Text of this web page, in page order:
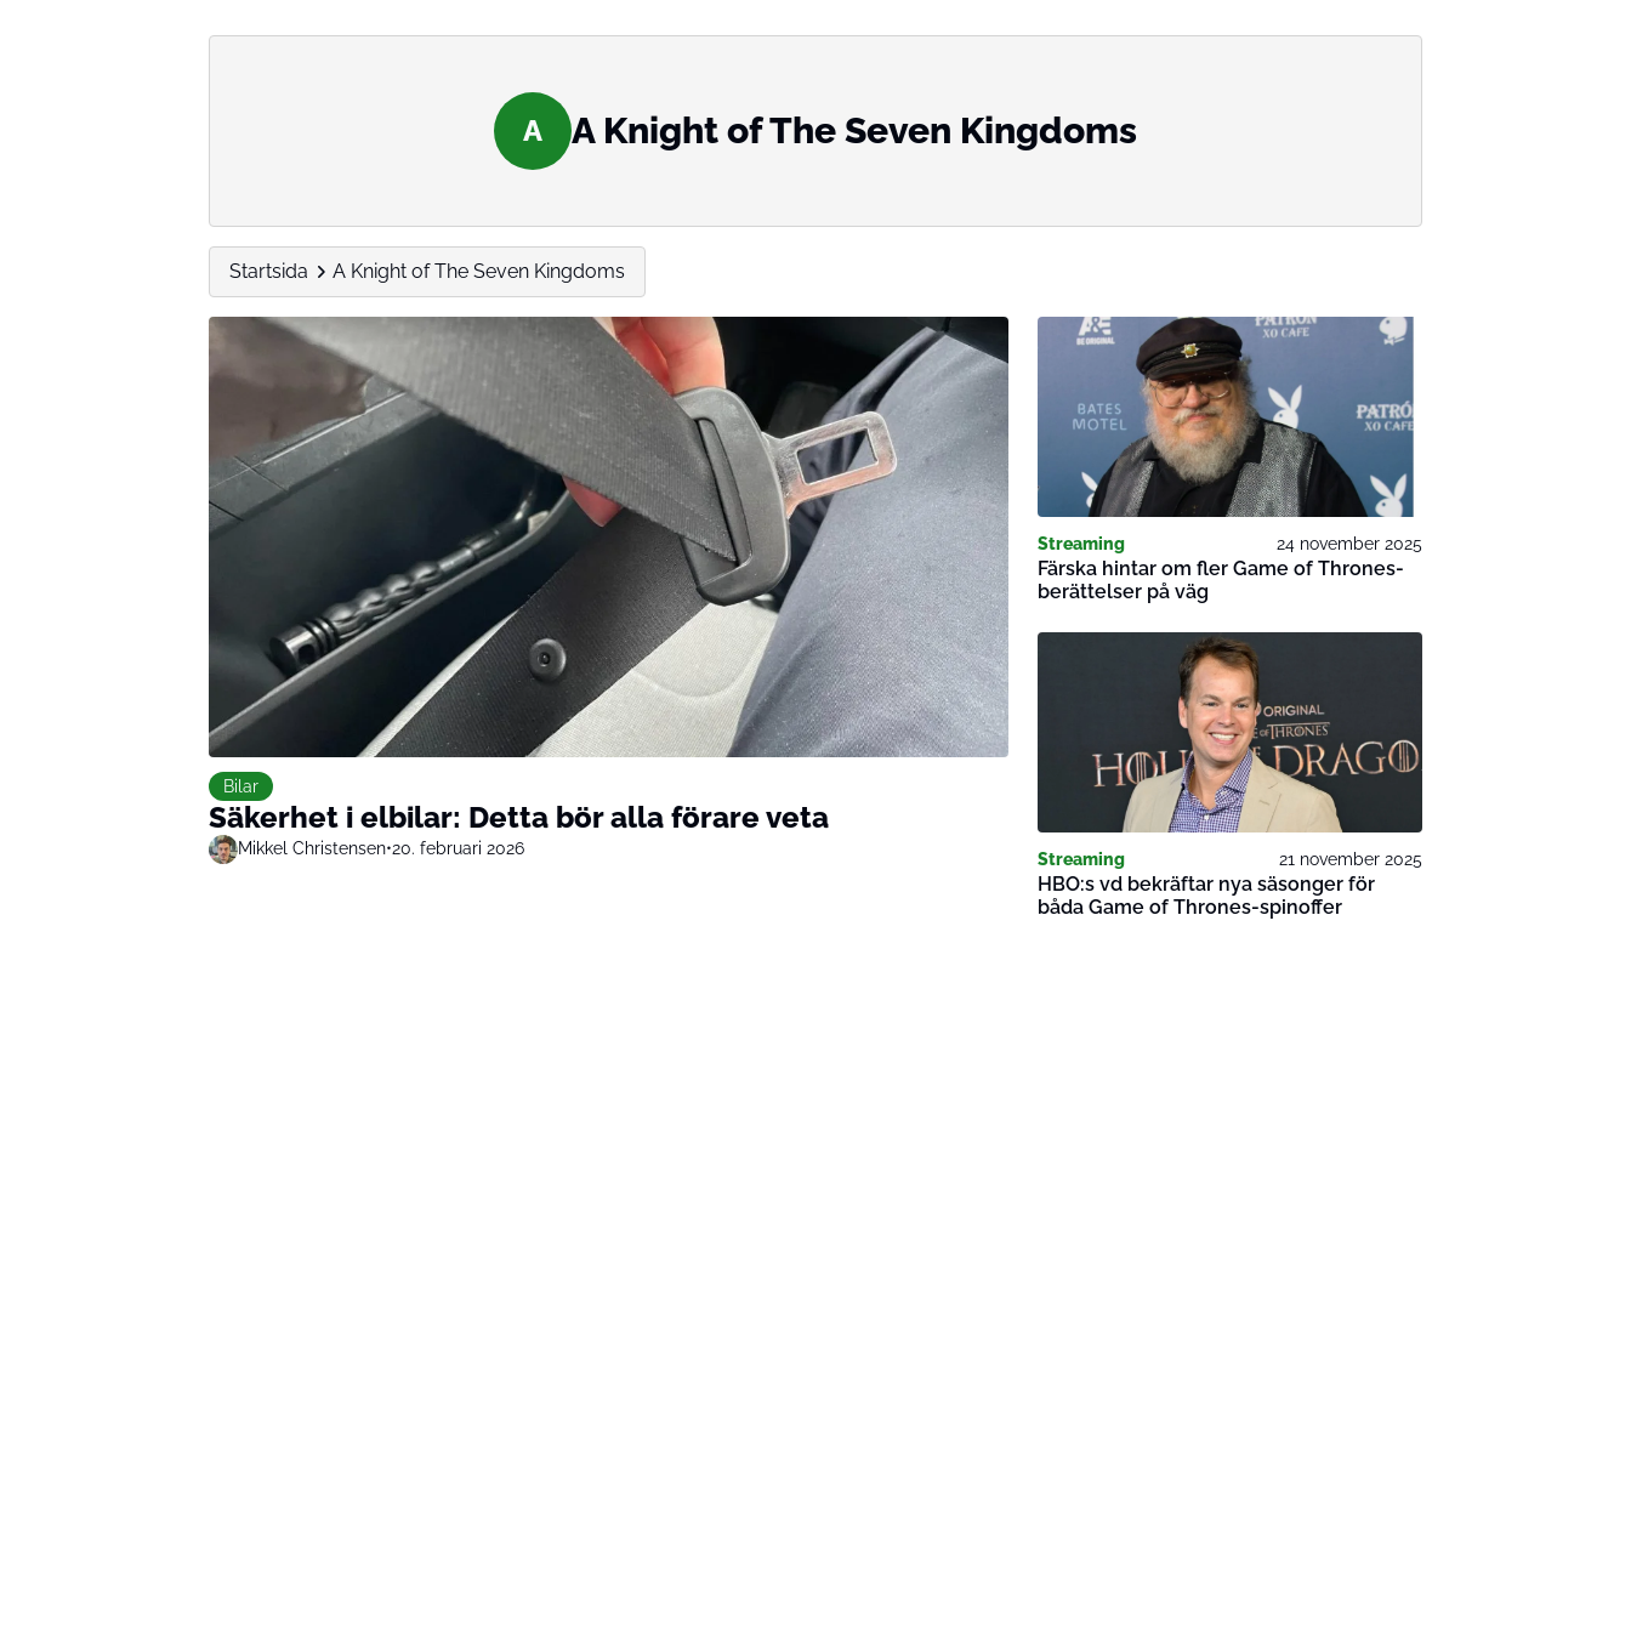
A A Knight of The Seven Kingdoms
Startsida A Knight of The Seven Kingdoms
Bilar
Säkerhet i elbilar: Detta bör alla förare veta
Mikkel Christensen•20. februari 2026
Streaming 24 november 2025
Färska hintar om fler Game of Thrones-
berättelser på väg
Streaming 21 november 2025
HBO:s vd bekräftar nya säsonger för
båda Game of Thrones-spinoffer